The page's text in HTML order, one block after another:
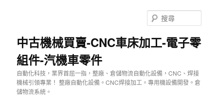
中古機械買賣-CNC車床加工-電子零
組件-汽機車零件
自動化科技，業界首屈一指，整廠、倉儲物流自動化設備，CNC、焊接
機械引領專業！ 整廠自動化設備。CNC焊接加工。專用機設備開發。倉
儲物流系統。
尋